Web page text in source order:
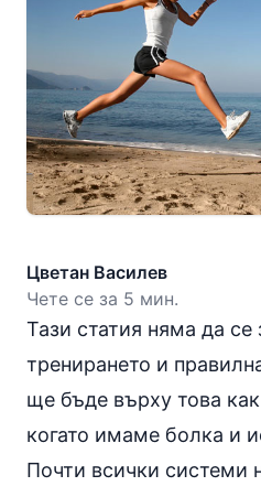
Цветан Василев
Чете се за 5 мин.
Тази статия няма да се
тренирането и
ще бъде върху това
когато имаме болка и
Почти всички системи